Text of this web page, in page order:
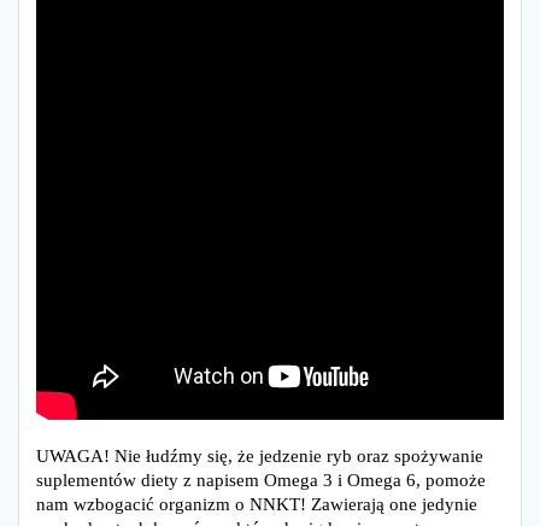
UWAGA! Nie łudźmy się, że jedzenie ryb oraz spożywanie
suplementów diety z napisem Omega 3 i Omega 6, pomoże
nam wzbogacić organizm o NNKT! Zawierają one jedynie